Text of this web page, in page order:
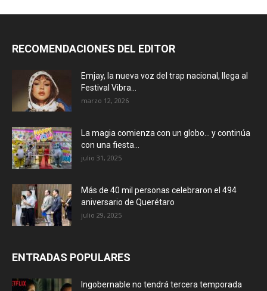
RECOMENDACIONES DEL EDITOR
Emjay, la nueva voz del trap nacional, llega al
Festival Vibra...
marzo 12, 2026
La magia comienza con un globo… y continúa
con una fiesta...
julio 31, 2025
Más de 40 mil personas celebraron el 494
aniversario de Querétaro
julio 29, 2025
ENTRADAS POPULARES
Ingobernable no tendrá tercera temporada